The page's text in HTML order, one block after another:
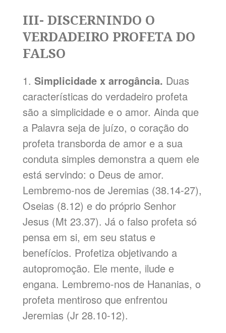
III- DISCERNINDO O
VERDADEIRO PROFETA DO
FALSO
1. Simplicidade x arrogância. Duas
características do verdadeiro profeta
são a simplicidade e o amor. Ainda que
a Palavra seja de juízo, o coração do
profeta transborda de amor e a sua
conduta simples demonstra a quem ele
está servindo: o Deus de amor.
Lembremo-nos de Jeremias (38.14-27),
Oseias (8.12) e do próprio Senhor
Jesus (Mt 23.37). Já o falso profeta só
pensa em si, em seu status e
benefícios. Profetiza objetivando a
autopromoção. Ele mente, ilude e
engana. Lembremo-nos de Hananias, o
profeta mentiroso que enfrentou
Jeremias (Jr 28.10-12).